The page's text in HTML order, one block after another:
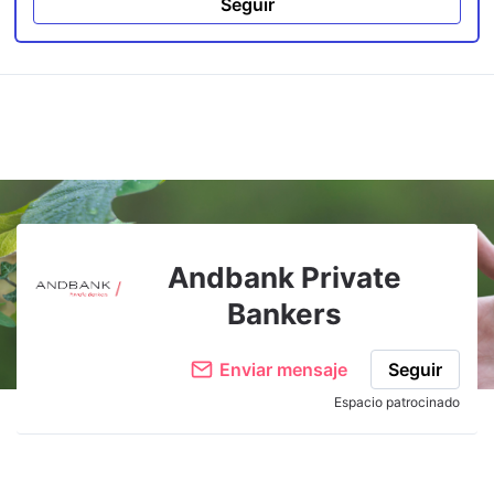
Andbank Private
Bankers
Enviar mensaje Seguir
Espacio patrocinado